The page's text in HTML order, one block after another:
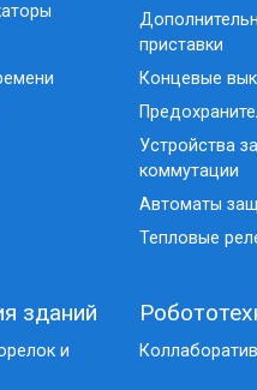
приставки
Концевые
Устройства
коммутации
Автоматы
Тепловые
зданий
и